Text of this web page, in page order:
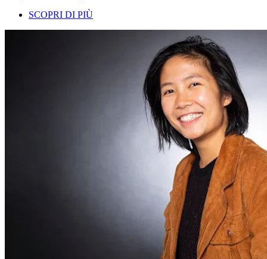
SCOPRI DI PIÙ